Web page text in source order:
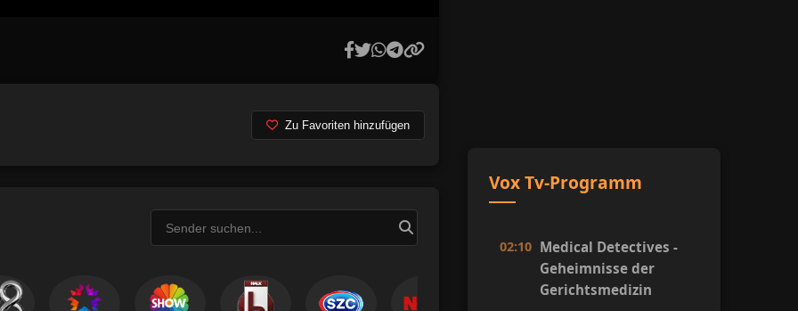
Zu Favoriten hinzufügen
Vox Tv-Programm
02:10 Medical Detectives -
Geheimnisse der
Gerichtsmedizin